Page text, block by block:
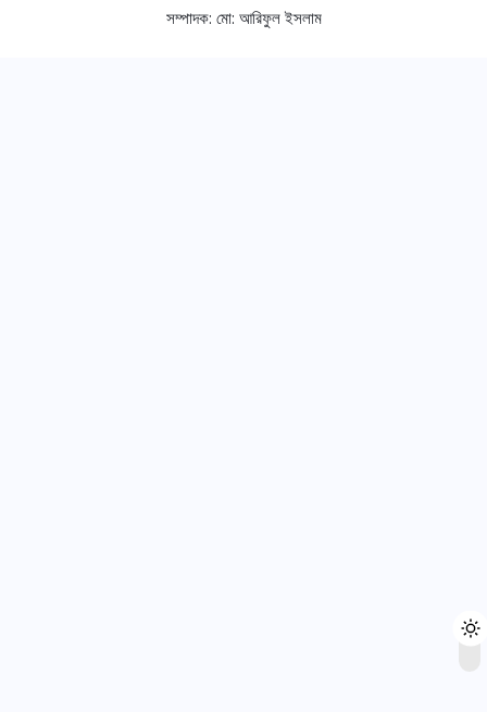
সম্পাদক: মো: আরিফুল ইসলাম